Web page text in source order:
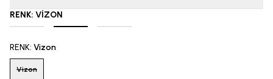
RENK: VİZON
RENK: Vizon
Vizon